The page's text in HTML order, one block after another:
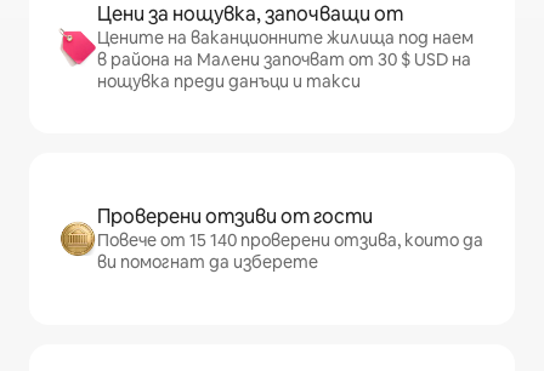
Цени за нощувка, започващи от
Цените на ваканционните жилища под наем
в района на Малени започват от 30 $ USD на
нощувка преди данъци и такси
Проверени отзиви от гости
Повече от 15 140 проверени отзива, които да
ви помогнат да изберете